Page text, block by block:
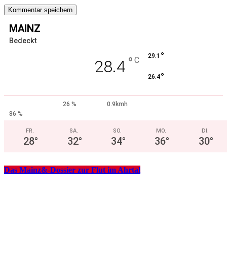
MAINZ
Bedeckt
28.4 ° C 29.1 °
26.4°
26 %
0.9kmh
86 %
FR.
28°
SA.
32°
SO.
34°
MO.
36°
DI.
30°
Das Mainz&-Dossier zur Flut im Ahrtal